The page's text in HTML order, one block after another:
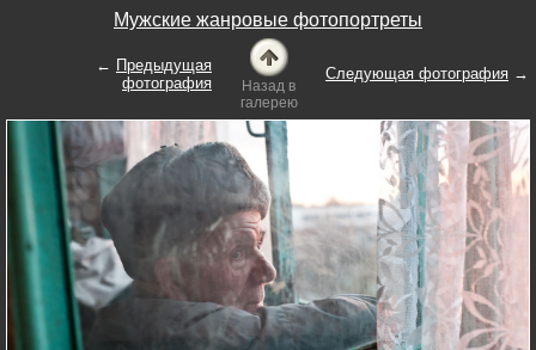
Мужские жанровые фотопортреты
← Предыдущая
фотография
Назад в
галерею
Следующая фотография →